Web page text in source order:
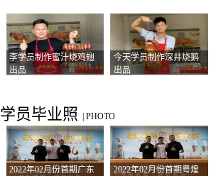
李学员制作蜜汁烧鸡翅
出品
今天学员制作深井烧鹅
出品
学员毕业照 PHOTO
2022年02月份首期广东
2022年02月份首期粤煌